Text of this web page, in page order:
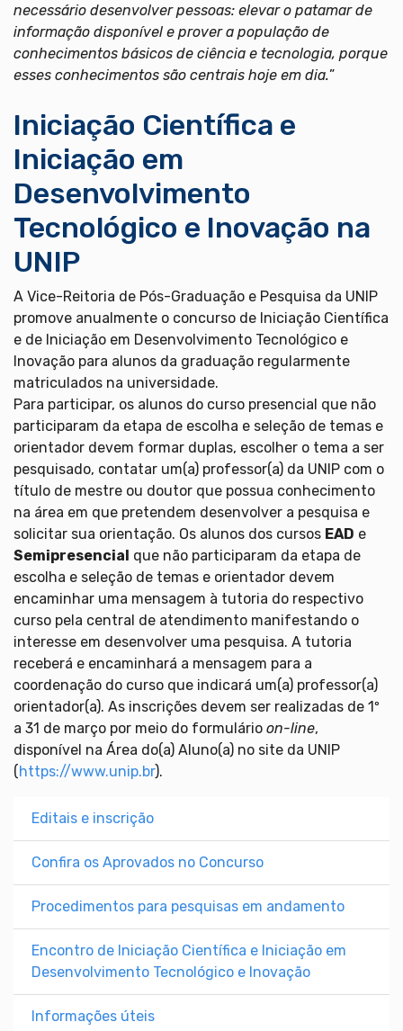
necessário desenvolver pessoas: elevar o patamar de
informação disponível e prover a população de
conhecimentos básicos de ciência e tecnologia, porque
esses conhecimentos são centrais hoje em dia.”
Iniciação Científica e
Iniciação em
Desenvolvimento
Tecnológico e Inovação na
UNIP
A Vice-Reitoria de Pós-Graduação e Pesquisa da UNIP
promove anualmente o concurso de Iniciação Científica
e de Iniciação em Desenvolvimento Tecnológico e
Inovação para alunos da graduação regularmente
matriculados na universidade.
Para participar, os alunos do curso presencial que não
participaram da etapa de escolha e seleção de temas e
orientador devem formar duplas, escolher o tema a ser
pesquisado, contatar um(a) professor(a) da UNIP com o
título de mestre ou doutor que possua conhecimento
na área em que pretendem desenvolver a pesquisa e
solicitar sua orientação. Os alunos dos cursos EAD e
Semipresencial que não participaram da etapa de
escolha e seleção de temas e orientador devem
encaminhar uma mensagem à tutoria do respectivo
curso pela central de atendimento manifestando o
interesse em desenvolver uma pesquisa. A tutoria
receberá e encaminhará a mensagem para a
coordenação do curso que indicará um(a) professor(a)
orientador(a). As inscrições devem ser realizadas de 1º
a 31 de março por meio do formulário on-line,
disponível na Área do(a) Aluno(a) no site da UNIP
(https://www.unip.br).
Editais e inscrição
Confira os Aprovados no Concurso
Procedimentos para pesquisas em andamento
Encontro de Iniciação Científica e Iniciação em
Desenvolvimento Tecnológico e Inovação
Informações úteis